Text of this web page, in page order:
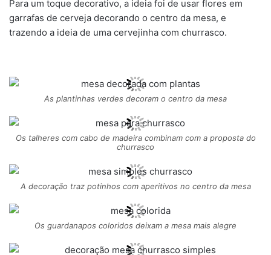
Para um toque decorativo, a ideia foi de usar flores em
garrafas de cerveja decorando o centro da mesa, e
trazendo a ideia de uma cervejinha com churrasco.
As plantinhas verdes decoram o centro da mesa
Os talheres com cabo de madeira combinam com a proposta do
churrasco
A decoração traz potinhos com aperitivos no centro da mesa
Os guardanapos coloridos deixam a mesa mais alegre